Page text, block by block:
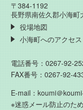
〒384-1192
長野県南佐久郡小海町
役場地図
小海町へのアクセス
電話番号：0267-92-
FAX番号：0267-92-
E-mail：koumi＠
※迷惑メール防止のた